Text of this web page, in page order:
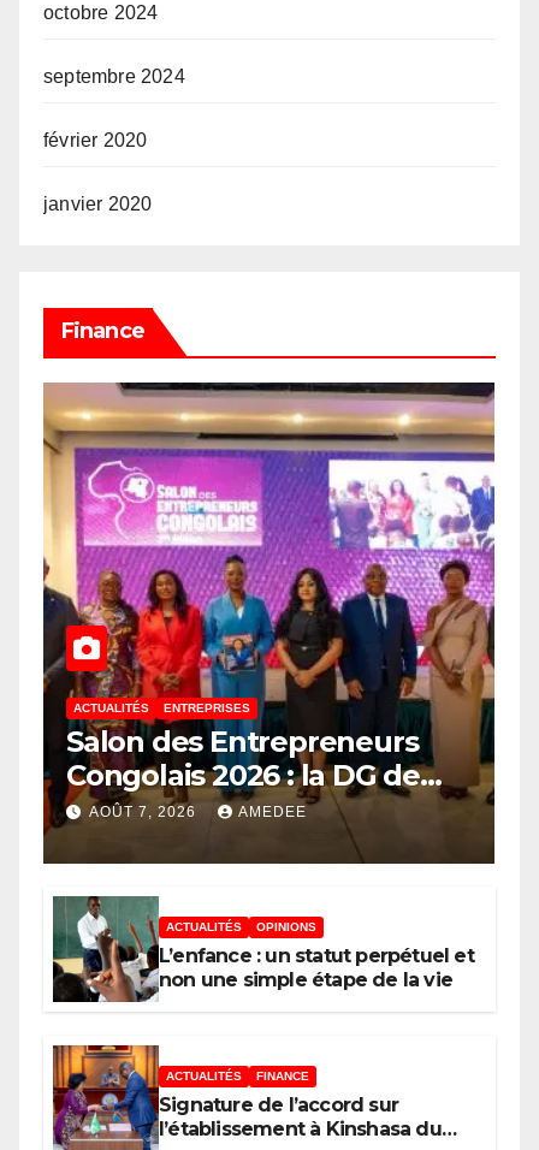
octobre 2024
septembre 2024
février 2020
janvier 2020
Finance
ACTUALITÉS ENTREPRISES
Salon des Entrepreneurs
Congolais 2026 : la DG de
l’ANAPI Rachel PUNGU
mobilise les investisseurs
autour de l’ambition d’une
RDC, destination phare de
l’investissement en Afrique
AOÛT 7, 2026 AMEDEE
ACTUALITÉS OPINIONS
L’enfance : un statut perpétuel et
non une simple étape de la vie
ACTUALITÉS FINANCE
Signature de l’accord sur
l’établissement à Kinshasa du